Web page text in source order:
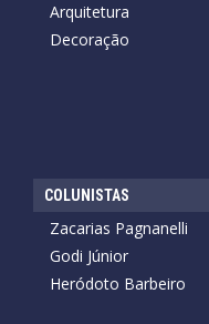
Arquitetura
Decoração
COLUNISTAS
Zacarias Pagnanelli
Godi Júnior
Heródoto Barbeiro